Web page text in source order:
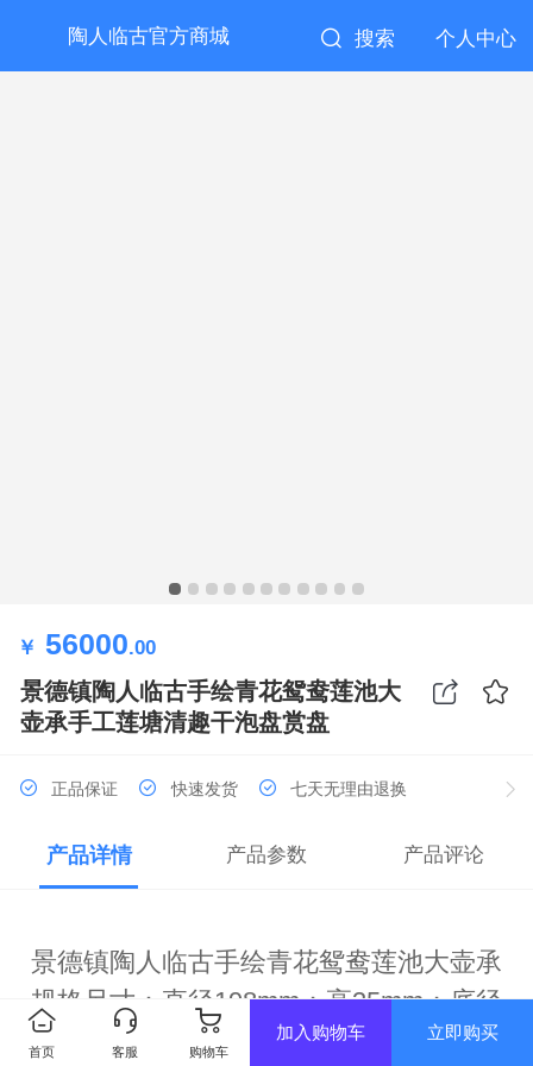
陶人临古官方商城 搜索 个人中心
￥ 56000.00
景德镇陶人临古手绘青花鸳鸯莲池大
壶承手工莲塘清趣干泡盘赏盘
正品保证 快速发货 七天无理由退换
产品详情 产品参数 产品评论
景德镇陶人临古手绘青花鸳鸯莲池大壶承
规格尺寸：直径198mm；高35mm；底径
60mm
首页 客服 购物车
加入购物车 立即购买